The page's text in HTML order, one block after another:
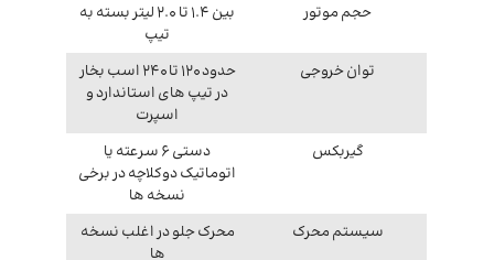
حجم موتور
بین 1.4 تا 2.0 لیتر بسته به
تیپ
توان خروجی
حدود 120 تا 240 اسب بخار
در تیپ های استاندارد و
اسپرت
گیربکس
دستی 6 سرعته یا
اتوماتیک دوکلاچه در برخی
نسخه ها
سیستم محرک
محرک جلو در اغلب نسخه
ها